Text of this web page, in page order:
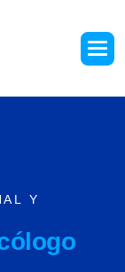
Y
ólogo